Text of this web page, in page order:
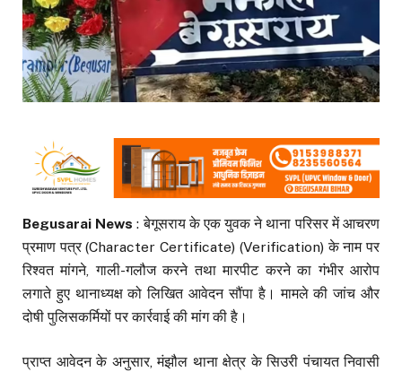
Begusarai News : बेगूसराय के एक युवक ने थाना परिसर में आचरण
प्रमाण पत्र (Character Certificate) (Verification) के नाम पर
रिश्वत मांगने, गाली-गलौज करने तथा मारपीट करने का गंभीर आरोप
लगाते हुए थानाध्यक्ष को लिखित आवेदन सौंपा है। मामले की जांच और
दोषी पुलिसकर्मियों पर कार्रवाई की मांग की है।
प्राप्त आवेदन के अनुसार, मंझौल थाना क्षेत्र के सिउरी पंचायत निवासी